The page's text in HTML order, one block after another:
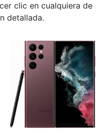
clic en cualquiera de
detallada.